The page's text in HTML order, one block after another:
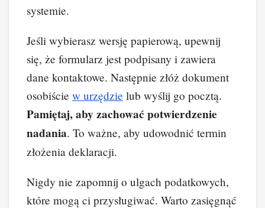
systemie.
Jeśli wybierasz wersję papierową, upewnij
się, że formularz jest podpisany i zawiera
dane kontaktowe. Następnie złóż dokument
osobiście w urzędzie lub wyślij go pocztą.
Pamiętaj, aby zachować potwierdzenie
nadania. To ważne, aby udowodnić termin
złożenia deklaracji.
Nigdy nie zapomnij o ulgach podatkowych,
które mogą ci przysługiwać. Warto zasięgnąć